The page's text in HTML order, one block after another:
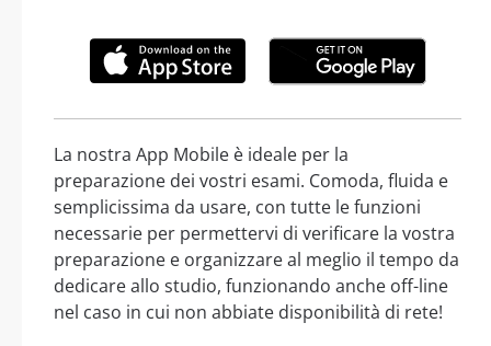
La nostra App Mobile è ideale per la
preparazione dei vostri esami. Comoda, fluida e
semplicissima da usare, con tutte le funzioni
necessarie per permettervi di verificare la vostra
preparazione e organizzare al meglio il tempo da
dedicare allo studio, funzionando anche off-line
nel caso in cui non abbiate disponibilità di rete!